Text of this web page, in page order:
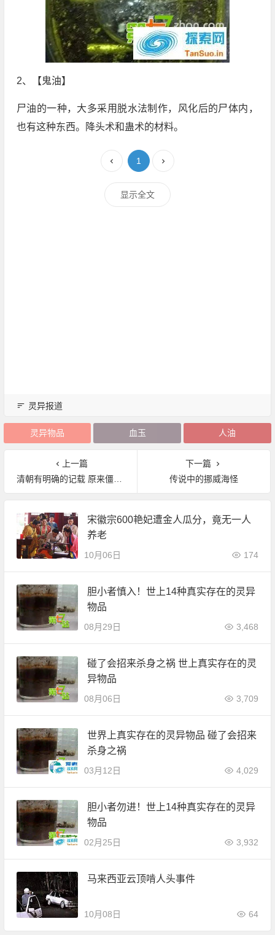
2、【鬼油】
尸油的一种，大多采用脱水法制作，风化后的尸体内，
也有这种东西。降头术和蛊术的材料。
1
显示全文
灵异报道
灵异物品 血玉 人油
上一篇
清朝有明确的记载 原来僵尸真的存在？
下一篇
传说中的挪威海怪
宋徽宗600艳妃遭金人瓜分，竟无一人
养老
10月06日 174
胆小者慎入！世上14种真实存在的灵异
物品
08月29日 3,468
碰了会招来杀身之祸 世上真实存在的灵
异物品
08月06日 3,709
世界上真实存在的灵异物品 碰了会招来
杀身之祸
03月12日 4,029
胆小者勿进！世上14种真实存在的灵异
物品
02月25日 3,932
马来西亚云顶啃人头事件
10月08日 64